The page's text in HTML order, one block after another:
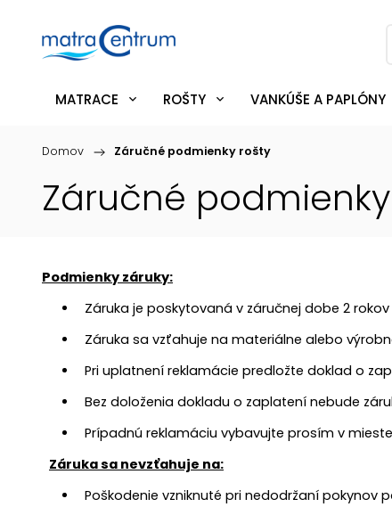
MATRACE ROŠTY VANKÚŠE A PAPLÓNY
Domov / Záručné podmienky rošty
Záručné
Podmienky záruky:
Záruka je poskytovaná v záručnej dobe 2
Záruka sa vzťahuje na materiálne alebo
Pri uplatnení reklamácie predložte doklad o
Bez doloženia dokladu o zaplatení nebude
Prípadnú reklamáciu vybavujte prosím v
Záruka sa nevzťahuje na:
Poškodenie vzniknuté pri nedodržaní